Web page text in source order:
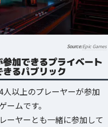
Epic Games
加できるプライベート
るパブリック
以上のプレーヤーが参加
ームです。
ーヤーとも一緒に参加して